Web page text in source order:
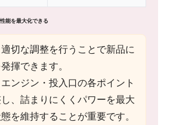
能を最大化できる
切な調整を行うことで新品に
揮できます。
ンジン・投入口の各ポイント
、詰まりにくくパワーを最大
を維持することが重要です。